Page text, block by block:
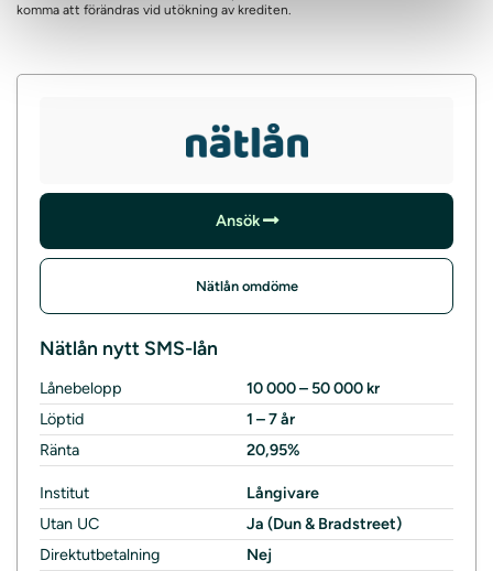
komma att förändras vid utökning av krediten.
Ansök
Nätlån omdöme
Nätlån nytt SMS-lån
Lånebelopp
10 000 – 50 000 kr
Löptid
1 – 7 år
Ränta
20,95%
Institut
Långivare
Utan UC
Ja (Dun & Bradstreet)
Direktutbetalning
Nej